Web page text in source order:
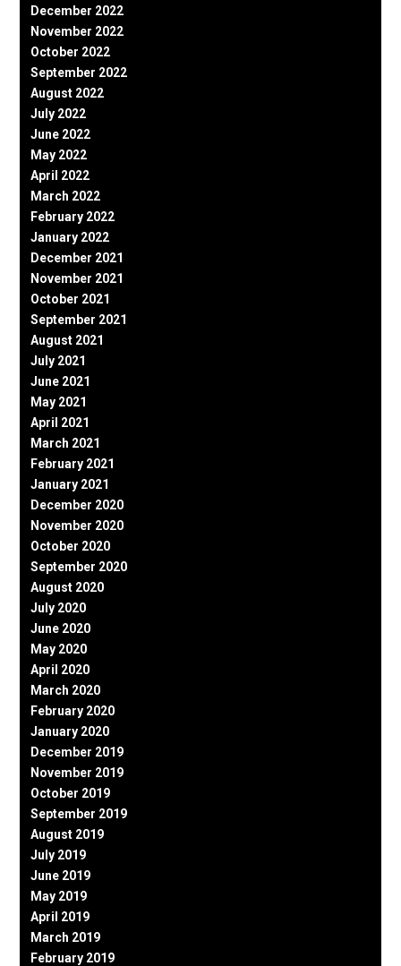
December 2022
November 2022
October 2022
September 2022
August 2022
July 2022
June 2022
May 2022
April 2022
March 2022
February 2022
January 2022
December 2021
November 2021
October 2021
September 2021
August 2021
July 2021
June 2021
May 2021
April 2021
March 2021
February 2021
January 2021
December 2020
November 2020
October 2020
September 2020
August 2020
July 2020
June 2020
May 2020
April 2020
March 2020
February 2020
January 2020
December 2019
November 2019
October 2019
September 2019
August 2019
July 2019
June 2019
May 2019
April 2019
March 2019
February 2019